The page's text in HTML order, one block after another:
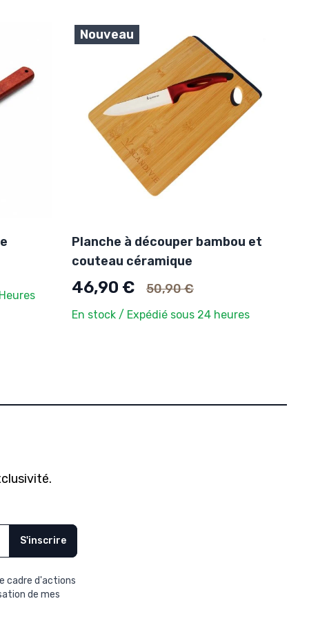
Nouveau
Planche à découper bambou et
couteau céramique
46,90 € Ancien prix
50,90 €
En stock / Expédié sous 24 heures
S'inscrire
cadre d'actions
de mes